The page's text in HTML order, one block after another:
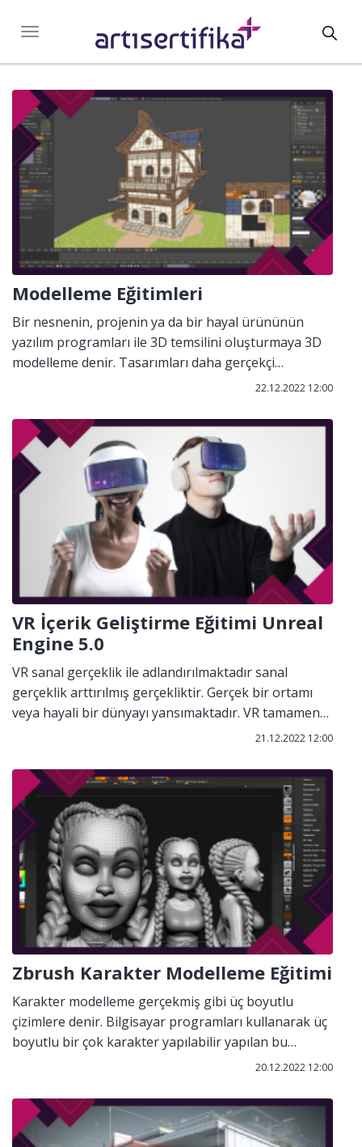
Toggle
Modelleme Eğitimleri
Bir nesnenin, projenin ya da bir hayal ürününün
yazılım programları ile 3D temsilini oluşturmaya 3D
modelleme denir. Tasarımları daha gerçekçi
ayrıntılarla detaylandırmak için gerekli olan araçları
öncesinde bizleri ne ile karşılaşacağımızı projede ki
hatalarımızı, zaman yönetimi yapmamızı ve elimizde
ki projeyi nasıl ilerleteceğimizi, nasıl geliştireceğimizi
bize en ayrıntılı şekilde göstermektedir.
22.12.2022 12:00
VR İçerik Geliştirme Eğitimi Unreal
Engine 5.0
VR sanal gerçeklik ile adlandırılmaktadır sanal
gerçeklik arttırılmış gerçekliktir. Gerçek bir ortamı
veya hayali bir dünyayı yansımaktadır. VR tamamen
sanal bir ortamdır hissedilen her şey bilgisayar
ile ayırt edemeyecek derecede ikna olabilmektedir.
Sanal gerçeklikte görmenin yanı sıra duyma hareket
etme gibi duyguları da hissedebilmektedir.
21.12.2022 12:00
Zbrush Karakter Modelleme Eğitimi
Karakter modelleme gerçekmiş gibi üç boyutlu
çizimlere denir. Bilgisayar programları kullanarak üç
boyutlu bir çok karakter yapılabilir yapılan bu
modellemeler sanal ortamda olmasına rağmen20.12.2022 12:00